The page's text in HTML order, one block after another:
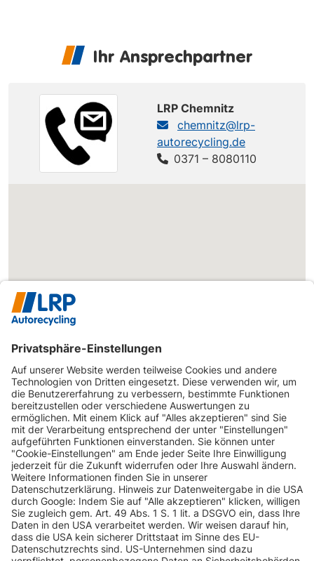
Ihr Ansprechpartner
LRP Chemnitz
chemnitz@lrp-
autorecycling.de
0371 – 8080110
INFORMATIONEN
KUNDENSERVICE
INFORMATIONEN